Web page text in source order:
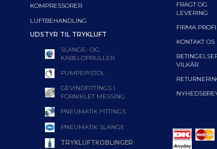
KOMPRESSORER
LUFTBEHANDLING
UDSTYR TIL TRYKLUFT
SLANGE- OG
KABELOPRULLER
PUMPEPISTOL
GEVINDFITTINGS I
FORNIKLET MESSING
PNEUMATIK FITTINGS
PNEUMATIK SLANGE
TRYKLUFTKOBLINGER
FRAGT OG
LEVERING
FIRMA
KONTAKT OS
VILKÅR